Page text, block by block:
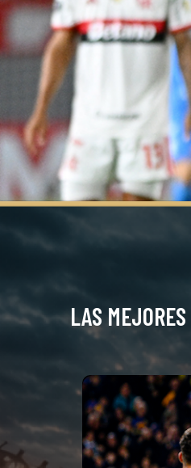
LAS MEJORES